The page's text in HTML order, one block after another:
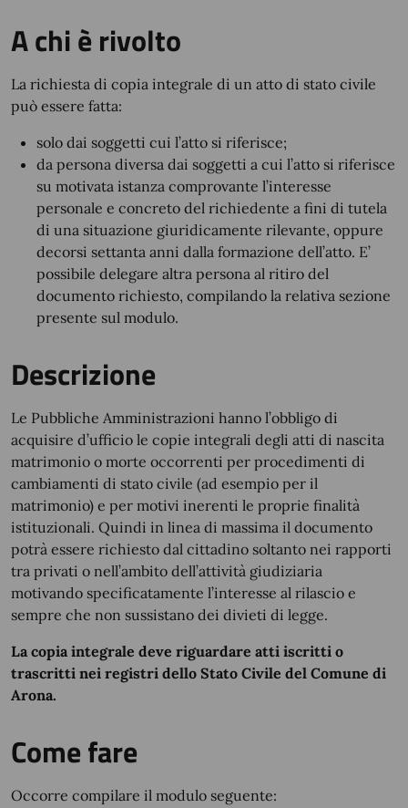
A chi è rivolto
La richiesta di copia integrale di un atto di stato civile
può essere fatta:
solo dai soggetti cui l’atto si riferisce;
da persona diversa dai soggetti a cui l’atto si riferisce
su motivata istanza comprovante l’interesse
personale e concreto del richiedente a fini di tutela
di una situazione giuridicamente rilevante, oppure
decorsi settanta anni dalla formazione dell’atto. E’
possibile delegare altra persona al ritiro del
documento richiesto, compilando la relativa sezione
presente sul modulo.
Descrizione
Le Pubbliche Amministrazioni hanno l’obbligo di
acquisire d’ufficio le copie integrali degli atti di nascita
matrimonio o morte occorrenti per procedimenti di
cambiamenti di stato civile (ad esempio per il
matrimonio) e per motivi inerenti le proprie finalità
istituzionali. Quindi in linea di massima il documento
potrà essere richiesto dal cittadino soltanto nei rapporti
tra privati o nell’ambito dell’attività giudiziaria
motivando specificatamente l’interesse al rilascio e
sempre che non sussistano dei divieti di legge.
La copia integrale deve riguardare atti iscritti o
trascritti nei registri dello Stato Civile del Comune di
Arona.
Come fare
Occorre compilare il modulo seguente: